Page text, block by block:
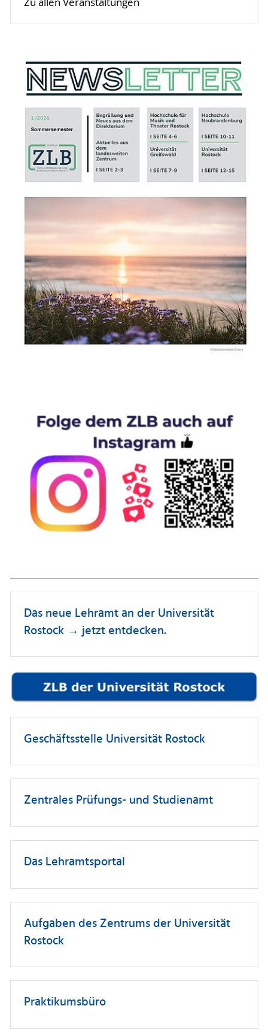
Das neue Lehramt an der Universität
Rostock → jetzt entdecken.
Geschäftsstelle Universität Rostock
Zentrales Prüfungs- und Studienamt
Das Lehramtsportal
Aufgaben des Zentrums der Universität
Rostock
Praktikumsbüro